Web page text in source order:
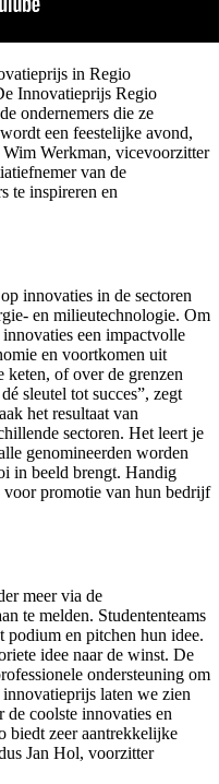
in Regio
Innovatieprijs Regio
ondernemers die ze
een feestelijke avond,
Werkman, vicevoorzitter
van de
te inspireren en
innovaties in de sectoren
en milieutechnologie. Om
een impactvolle
en voortkomen uit
keten, of over de grenzen
sleutel tot succes”, zegt
het resultaat van
sectoren. Het leert je
genomineerden worden
in beeld brengt. Handig
voor promotie van hun bedrijf
meer via de
te melden. Studententeams
podium en pitchen hun idee.
idee naar de winst. De
ondersteuning om
laten we zien
de coolste innovaties en
biedt zeer aantrekkelijke
Jan Hol, voorzitter